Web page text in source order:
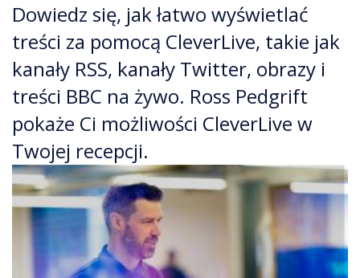
Dowiedz się, jak łatwo wyświetlać
treści za pomocą CleverLive, takie jak
kanały RSS, kanały Twitter, obrazy i
treści BBC na żywo. Ross Pedgrift
pokaże Ci możliwości CleverLive w
Twojej recepcji.